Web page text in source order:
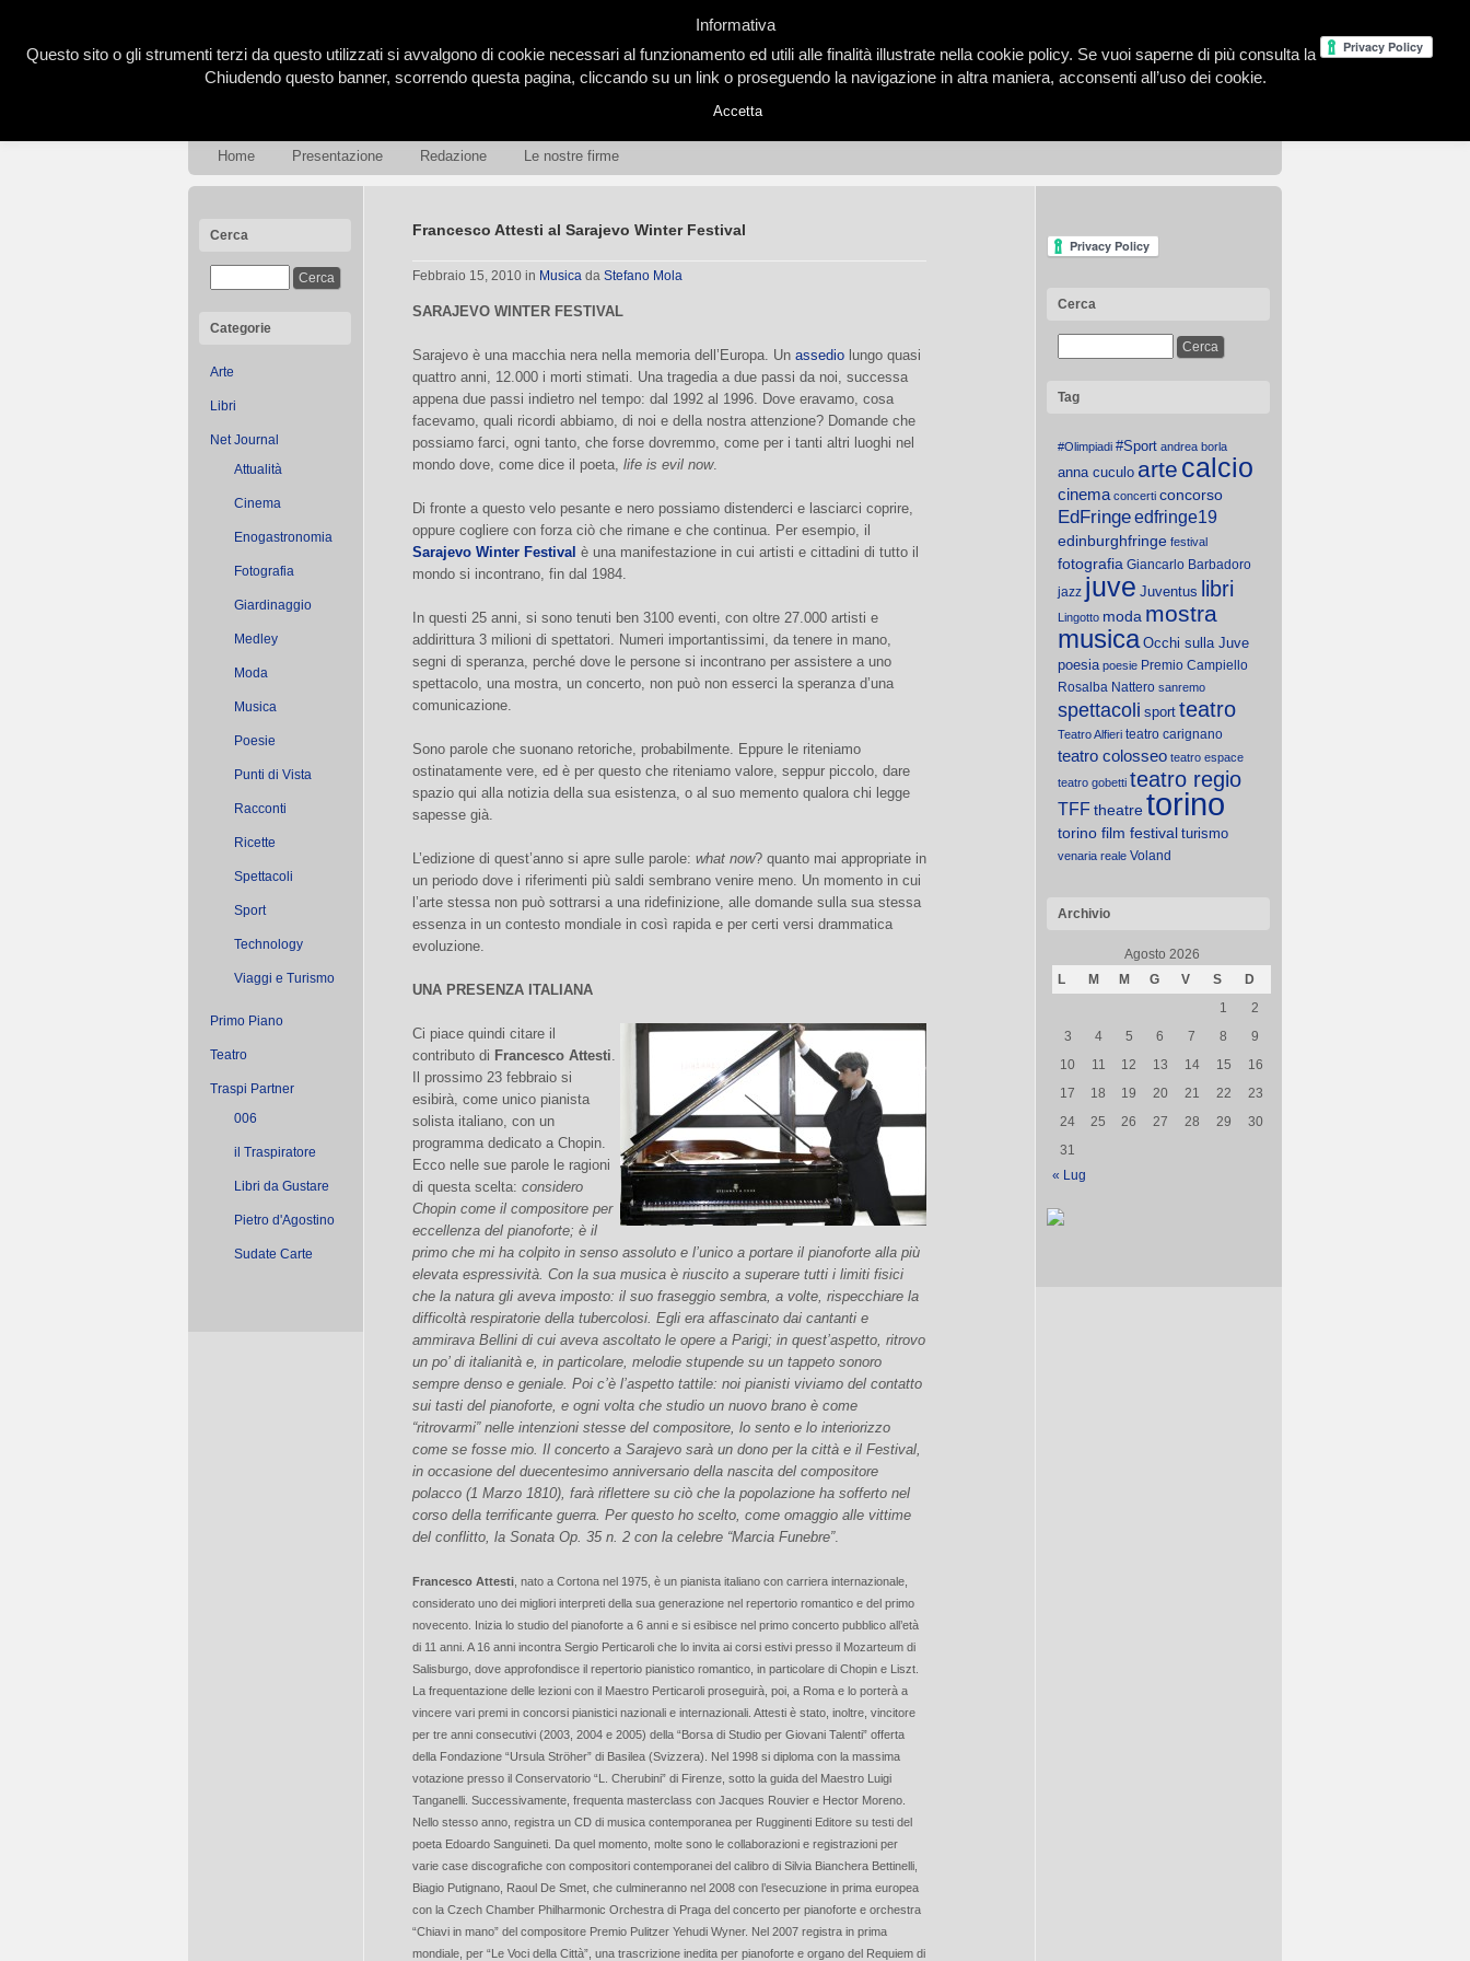
Home Presentazione Redazione Le nostre firme
Cerca
Categorie
Arte
Libri
Net Journal
Attualità
Cinema
Enogastronomia
Fotografia
Giardinaggio
Medley
Moda
Musica
Poesie
Punti di Vista
Racconti
Ricette
Spettacoli
Sport
Technology
Viaggi e Turismo
Primo Piano
Teatro
Traspi Partner
006
il Traspiratore
Libri da Gustare
Pietro d'Agostino
Sudate Carte
Francesco Attesti al Sarajevo Winter Festival
Febbraio 15, 2010 in Musica da Stefano Mola
SARAJEVO WINTER FESTIVAL
Sarajevo è una macchia nera nella memoria dell’Europa. Un assedio lungo quasi
quattro anni, 12.000 i morti stimati. Una tragedia a due passi da noi, successa
appena due passi indietro nel tempo: dal 1992 al 1996. Dove eravamo, cosa
facevamo, quali ricordi abbiamo, di noi e della nostra attenzione? Domande che
possiamo farci, ogni tanto, che forse dovremmo, come per i tanti altri luoghi nel
mondo dove, come dice il poeta, life is evil now.
Di fronte a questo velo pesante e nero possiamo distenderci e lasciarci coprire,
oppure cogliere con forza ciò che rimane e che continua. Per esempio, il
Sarajevo Winter Festival è una manifestazione in cui artisti e cittadini di tutto il
mondo si incontrano, fin dal 1984.
In questi 25 anni, si sono tenuti ben 3100 eventi, con oltre 27.000 artisti e
addirittura 3 milioni di spettatori. Numeri importantissimi, da tenere in mano,
segni di speranza, perché dove le persone si incontrano per assistere a uno
spettacolo, una mostra, un concerto, non può non esserci la speranza d’una
comunicazione.
Sono parole che suonano retoriche, probabilmente. Eppure le riteniamo
ostinatamente vere, ed è per questo che riteniamo valore, seppur piccolo, dare
spazio qui alla notizia della sua esistenza, o al suo memento qualora chi legge
sapesse già.
L’edizione di quest’anno si apre sulle parole: what now? quanto mai appropriate in
un periodo dove i riferimenti più saldi sembrano venire meno. Un momento in cui
l’arte stessa non può sottrarsi a una ridefinizione, alle domande sulla sua stessa
essenza in un contesto mondiale in così rapida e per certi versi drammatica
evoluzione.
UNA PRESENZA ITALIANA
Ci piace quindi citare il
contributo di Francesco Attesti.
Il prossimo 23 febbraio si
esibirà, come unico pianista
solista italiano, con un
programma dedicato a Chopin.
Ecco nelle sue parole le ragioni
di questa scelta: considero
Chopin come il compositore per
eccellenza del pianoforte; è il
primo che mi ha colpito in senso assoluto e l’unico a portare il pianoforte alla più
elevata espressività. Con la sua musica è riuscito a superare tutti i limiti fisici
che la natura gli aveva imposto: il suo fraseggio sembra, a volte, rispecchiare la
difficoltà respiratorie della tubercolosi. Egli era affascinato dai cantanti e
ammirava Bellini di cui aveva ascoltato le opere a Parigi; in quest’aspetto, ritrovo
un po’ di italianità e, in particolare, melodie stupende su un tappeto sonoro
sempre denso e geniale. Poi c’è l’aspetto tattile: noi pianisti viviamo del contatto
sui tasti del pianoforte, e ogni volta che studio un nuovo brano è come
“ritrovarmi” nelle intenzioni stesse del compositore, lo sento e lo interiorizzo
come se fosse mio. Il concerto a Sarajevo sarà un dono per la città e il Festival,
in occasione del duecentesimo anniversario della nascita del compositore
polacco (1 Marzo 1810), farà riflettere su ciò che la popolazione ha sofferto nel
corso della terrificante guerra. Per questo ho scelto, come omaggio alle vittime
del conflitto, la Sonata Op. 35 n. 2 con la celebre “Marcia Funebre”.
Francesco Attesti , nato a Cortona nel 1975, è un pianista italiano con carriera internazionale,
considerato uno dei migliori interpreti della sua generazione nel repertorio romantico e del primo
novecento. Inizia lo studio del pianoforte a 6 anni e si esibisce nel primo concerto pubblico all’età
di 11 anni. A 16 anni incontra Sergio Perticaroli che lo invita ai corsi estivi presso il Mozarteum di
Salisburgo, dove approfondisce il repertorio pianistico romantico, in particolare di Chopin e Liszt.
La frequentazione delle lezioni con il Maestro Perticaroli proseguirà, poi, a Roma e lo porterà a
vincere vari premi in concorsi pianistici nazionali e internazionali. Attesti è stato, inoltre, vincitore
per tre anni consecutivi (2003, 2004 e 2005) della “Borsa di Studio per Giovani Talenti” offerta
della Fondazione “Ursula Ströher” di Basilea (Svizzera). Nel 1998 si diploma con la massima
votazione presso il Conservatorio “L. Cherubini” di Firenze, sotto la guida del Maestro Luigi
Tanganelli. Successivamente, frequenta masterclass con Jacques Rouvier e Hector Moreno.
Nello stesso anno, registra un CD di musica contemporanea per Rugginenti Editore su testi del
poeta Edoardo Sanguineti. Da quel momento, molte sono le collaborazioni e registrazioni per
varie case discografiche con compositori contemporanei del calibro di Silvia Bianchera Bettinelli,
Biagio Putignano, Raoul De Smet, che culmineranno nel 2008 con l’esecuzione in prima europea
con la Czech Chamber Philharmonic Orchestra di Praga del concerto per pianoforte e orchestra
“Chiavi in mano” del compositore Premio Pulitzer Yehudi Wyner. Nel 2007 registra in prima
mondiale, per “Le Voci della Città”, una trascrizione inedita per pianoforte e organo del Requiem di
Cerca
Tag
#Olimpiadi #Sport andrea borla
anna cuculo arte calcio
cinema concerti concorso
EdFringeedfringe19
edinburghfringe festival
fotografia Giancarlo Barbadoro
jazz juve Juventus libri
Lingotto moda mostra
musica Occhi sulla Juve
poesia poesie Premio Campiello
Rosalba Nattero sanremo
spettacoli sport teatro
Teatro Alfieri teatro carignano
teatro colosseo teatro espace
teatro gobetti teatro regio
TFFtheatretorino
torino film festival turismo
venaria reale Voland
Archivio
Agosto 2026
L
M M G V S
D
1
2
3
4 5 6 7 8
9
10
11 12 13 14 15
16
17
18 19 20 21 22
23
24
25 26 27 28 29
30
31
« Lug
Informativa
Questo sito o gli strumenti terzi da questo utilizzati si avvalgono di cookie necessari al funzionamento ed utili alle finalità illustrate nella cookie policy. Se vuoi saperne di più consulta la
Chiudendo questo banner, scorrendo questa pagina, cliccando su un link o proseguendo la navigazione in altra maniera, acconsenti all’uso dei cookie.
Accetta